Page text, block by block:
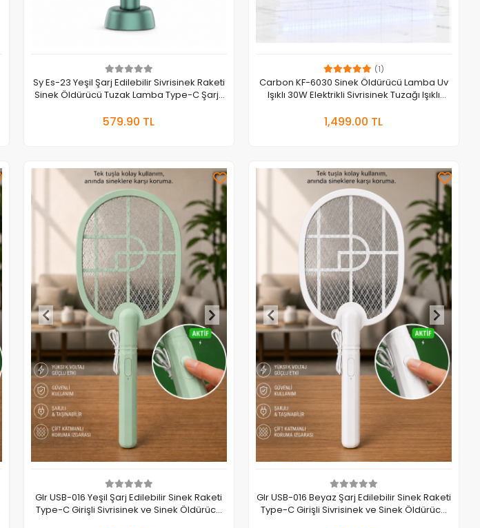
Sy Es-23 Yeşil Şarj Edilebilir Sivrisinek Raketi
Sinek Öldürücü Tuzak Lamba Type-C Şarjlı
579.90 TL
(1)
Carbon KF-6030 Sinek Öldürücü Lamba Uv
Işıklı 30W Elektrikli Sivrisinek Tuzağı Işıklı
1,499.00 TL
Glr USB-016 Yeşil Şarj Edilebilir Sinek Raketi
Type-C Girişli Sivrisinek ve Sinek Öldürücü
Glr USB-016 Beyaz Şarj Edilebilir Sinek Raketi
Type-C Girişli Sivrisinek ve Sinek Öldürücü